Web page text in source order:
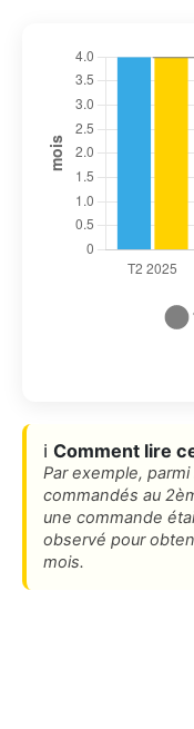
ℹ️ Comment lire
Par exemple,
commandés au
une commande
observé pour
mois.